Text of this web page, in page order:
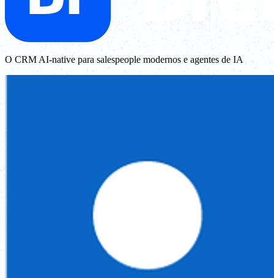
O CRM AI-native para salespeople modernos e agentes de IA